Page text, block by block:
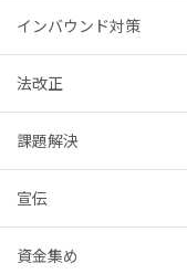
インバウンド対策
法改正
課題解決
宣伝
資金集め